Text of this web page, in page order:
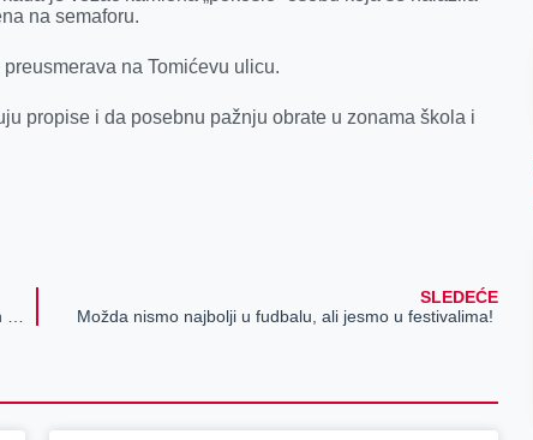
na semaforu.
na Tomićevu ulicu.
propise i da posebnu pažnju obrate u zonama škola i
SLEDEĆE
Možda nismo najbolji u fudbalu, ali jesmo u festivalima!